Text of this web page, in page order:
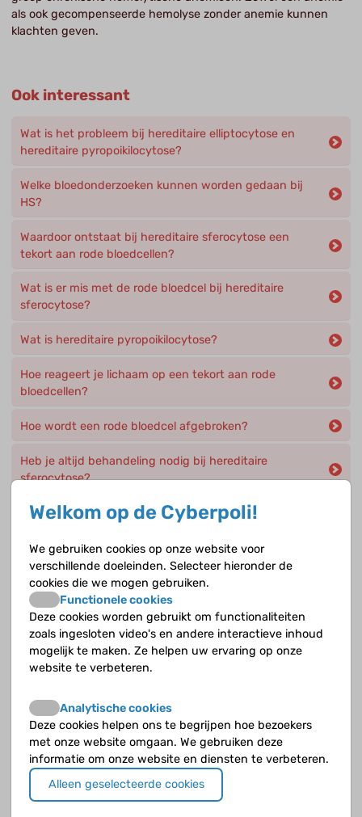
als ook gecompenseerde hemolyse zonder anemie kunnen
klachten geven.
Ook interessant
Wat is het probleem bij hereditaire elliptocytose en
hereditaire pyropoikilocytose?
Welke bloedonderzoeken kunnen worden gedaan bij
HS?
Waardoor ontstaat bij hereditaire sferocytose een
tekort aan rode bloedcellen?
Wat is er mis met de rode bloedcel bij hereditaire
sferocytose?
Wat is hereditaire pyropoikilocytose?
Hoe reageert je lichaam op een tekort aan rode
bloedcellen?
Hoe wordt een rode bloedcel afgebroken?
Heb je altijd behandeling nodig bij hereditaire
sferocytose?
Heb je een bloedtransfusie nodig bij HS?
Wat is glucose-6-fosfaat-dehydrogenasedeficiëntie,
G6PD?
Jouw antwoord nog niet gevonden?
Op de Cyberpoli kan je jouw vraag stellen aan een
deskundige!
Stel je vraag
Opvolgende vragen
Welkom op de Cyberpoli!
We gebruiken cookies op onze website voor
verschillende doeleinden. Selecteer hieronder de
cookies die we mogen gebruiken.
Functionele cookies
Deze cookies worden gebruikt om functionaliteiten
zoals ingesloten video's en andere interactieve inhoud
mogelijk te maken. Ze helpen uw ervaring op onze
website te verbeteren.
Analytische cookies
Deze cookies helpen ons te begrijpen hoe bezoekers
met onze website omgaan. We gebruiken deze
informatie om onze website en diensten te verbeteren.
Alleen geselecteerde cookies